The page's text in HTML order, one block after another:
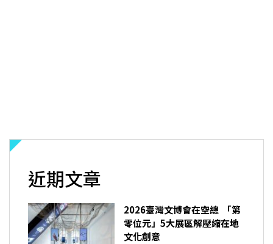
近期文章
2026臺灣文博會在空總 「第
零位元」5大展區解壓縮在地
文化創意